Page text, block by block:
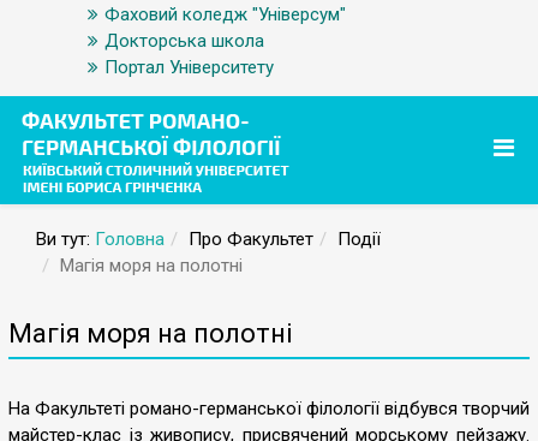
Фаховий коледж "Універсум"
Докторська школа
Портал Університету
Ви тут: Головна Про Факультет
Події
Магія моря на полотні
Магія моря на полотні
На Факультеті романо-германської філології відбувся творчий
майстер-клас із живопису, присвячений морському пейзажу.